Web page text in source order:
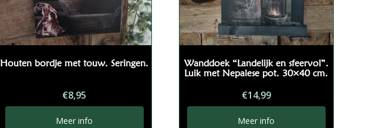
Houten bordje met touw. Seringen.
€8,95
Meer info
Wanddoek “Landelijk en sfeervol”.
Luik met Nepalese pot. 30×40 cm.
€14,99
Meer info